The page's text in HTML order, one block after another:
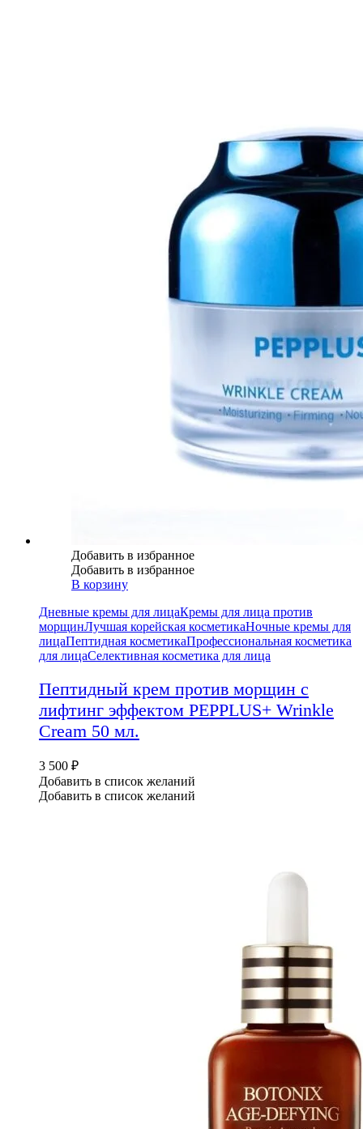
Добавить в избранное
Добавить в избранное
В корзину
Дневные кремы для лицаКремы для лица против
морщинЛучшая корейская косметикаНочные кремы для
лицаПептидная косметикаПрофессиональная косметика
для лицаСелективная косметика для лица
Пептидный крем против морщин с
лифтинг эффектом PEPPLUS+ Wrinkle
Cream 50 мл.
3 500 ₽
Добавить в список желаний
Добавить в список желаний